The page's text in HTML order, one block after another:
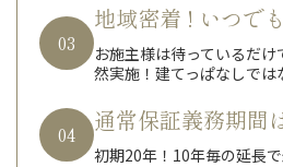
03
地域密着 ! いつで
お施主様は待っているだ
然実施！建てっぱなしでは
04 通常保証義務期間
初期20年！10年毎の延長